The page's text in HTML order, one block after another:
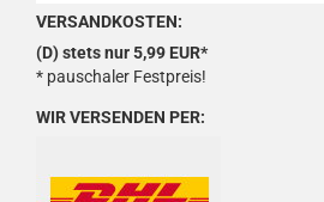
VERSANDKOSTEN:
(D) stets nur 5,99 EUR*
* pauschaler Festpreis!
WIR VERSENDEN PER: